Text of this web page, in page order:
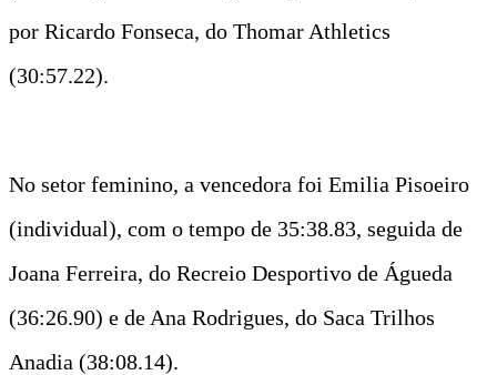
por Ricardo Fonseca, do Thomar Athletics
(30:57.22).
No setor feminino, a vencedora foi Emilia Pisoeiro
(individual), com o tempo de 35:38.83, seguida de
Joana Ferreira, do Recreio Desportivo de Águeda
(36:26.90) e de Ana Rodrigues, do Saca Trilhos
Anadia (38:08.14).